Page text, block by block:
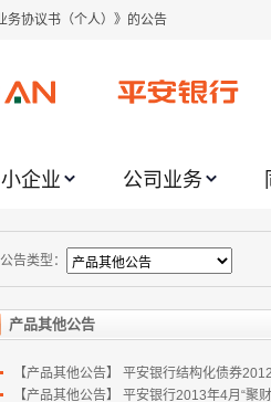
务协议书（个人）》的公告
业务风险提示的通知
的提示
险防范的提示
平安银行数字信用卡的公告
公告
小企业 公司业务
公告类型：
产品其他公告
【产品其他公告】
平安银行结构化债券
【产品其他公告】
平安银行2013年4月“聚